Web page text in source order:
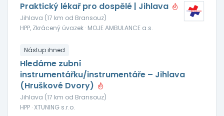
Praktický lékař pro dospělé | Jihlava
Jihlava (17 km od Bransouz)
HPP, Zkrácený úvazek · MOJE AMBULANCE a.s.
Nástup ihned
Hledáme zubní
instrumentářku/instrumentáře – Jihlava
(Hruškové Dvory)
Jihlava (17 km od Bransouz)
HPP · XTUNING s.r.o.